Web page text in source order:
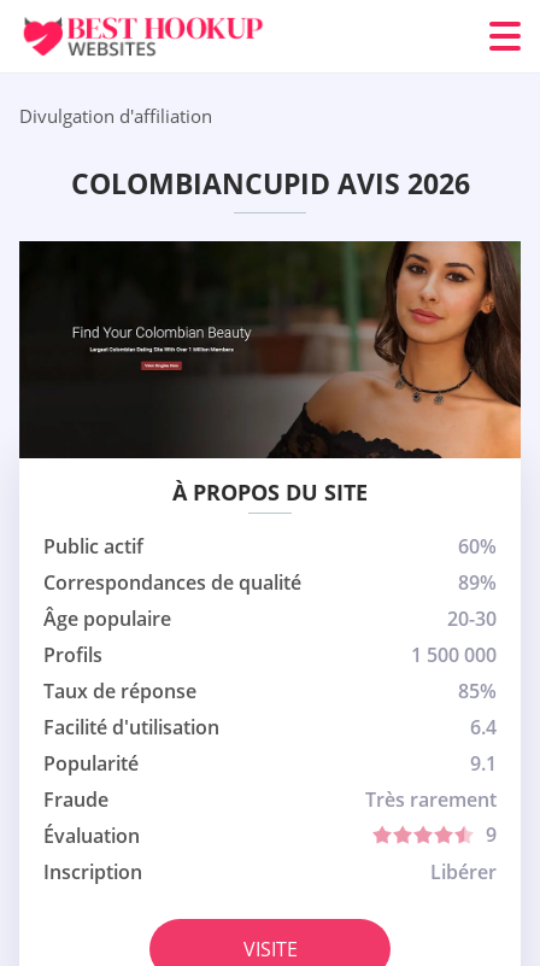
Divulgation d'affiliation
COLOMBIANCUPID AVIS 2026
À PROPOS DU SITE
Public actif
60%
Correspondances de qualité
89%
Âge populaire
20-30
Profils
1 500 000
Taux de réponse
85%
Facilité d'utilisation
6.4
Popularité
9.1
Fraude
Très rarement
Évaluation
9
Inscription
Libérer
VISITE